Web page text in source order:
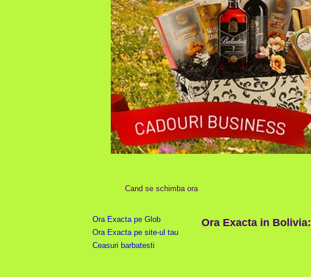
Cand se schimba ora
Ora Exacta pe Glob
Ora Exacta pe site-ul tau
Ceasuri barbatesti
Ora Exacta in Bolivia: